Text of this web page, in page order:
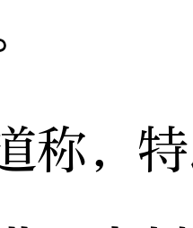
，特